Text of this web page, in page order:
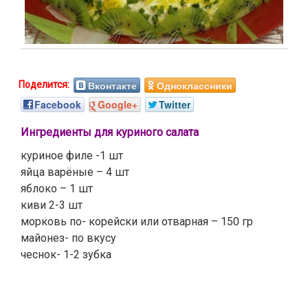
Вконтакте
Одноклассники
Facebook
Google+ Twitter
Ингредиенты для куриного салата
куриное филе -1 шт
яйца варёные – 4 шт
яблоко – 1 шт
киви 2-3 шт
морковь по- корейски или отварная – 150 гр
майонез- по вкусу
чеснок- 1-2 зубка